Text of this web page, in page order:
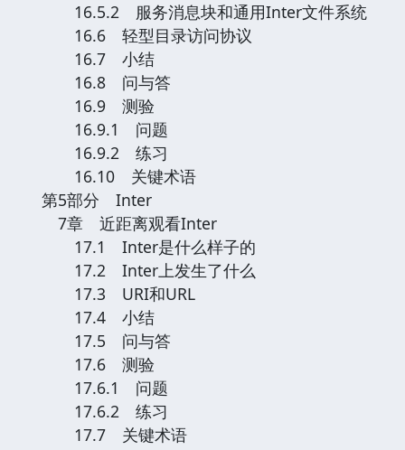
16.5.2 服务消息块和通用Inter文件系统
16.6 轻型目录访问协议
16.7 小结
16.8 问与答
16.9 测验
16.9.1 问题
16.9.2 练习
16.10 关键术语
第5部分 Inter
7章 近距离观看Inter
17.1 Inter是什么样子的
17.2 Inter上发生了什么
17.3 URI和URL
17.4 小结
17.5 问与答
17.6 测验
17.6.1 问题
17.6.2 练习
17.7 关键术语